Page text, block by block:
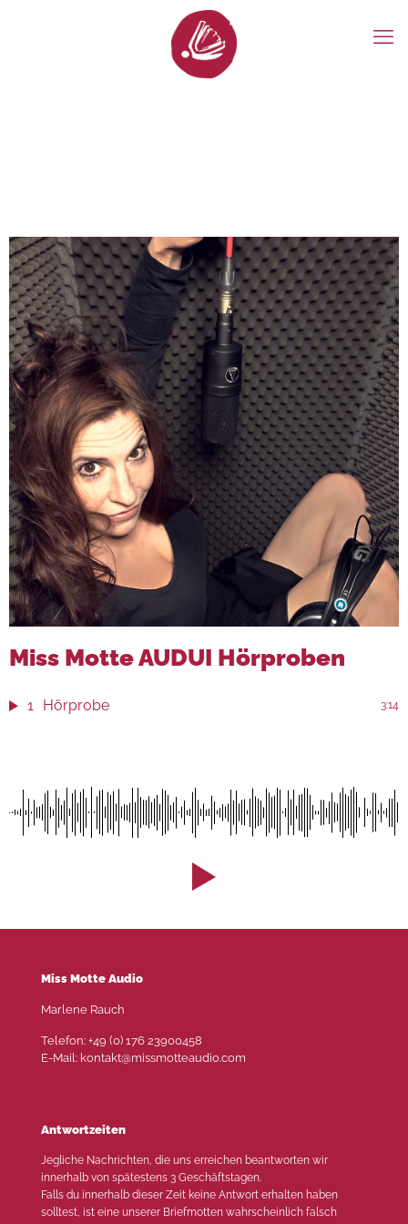
Miss Motte AUDUI Hörproben
1 Hörprobe 3:14
Miss Motte Audio
Marlene Rauch
Telefon: +49 (0) 176 23900458
E-Mail: kontakt@missmotteaudio.com
Antwortzeiten
Jegliche Nachrichten, die uns erreichen beantworten wir
innerhalb von spätestens 3 Geschäftstagen.
Falls du innerhalb dieser Zeit keine Antwort erhalten haben
solltest, ist eine unserer Briefmotten wahrscheinlich falsch